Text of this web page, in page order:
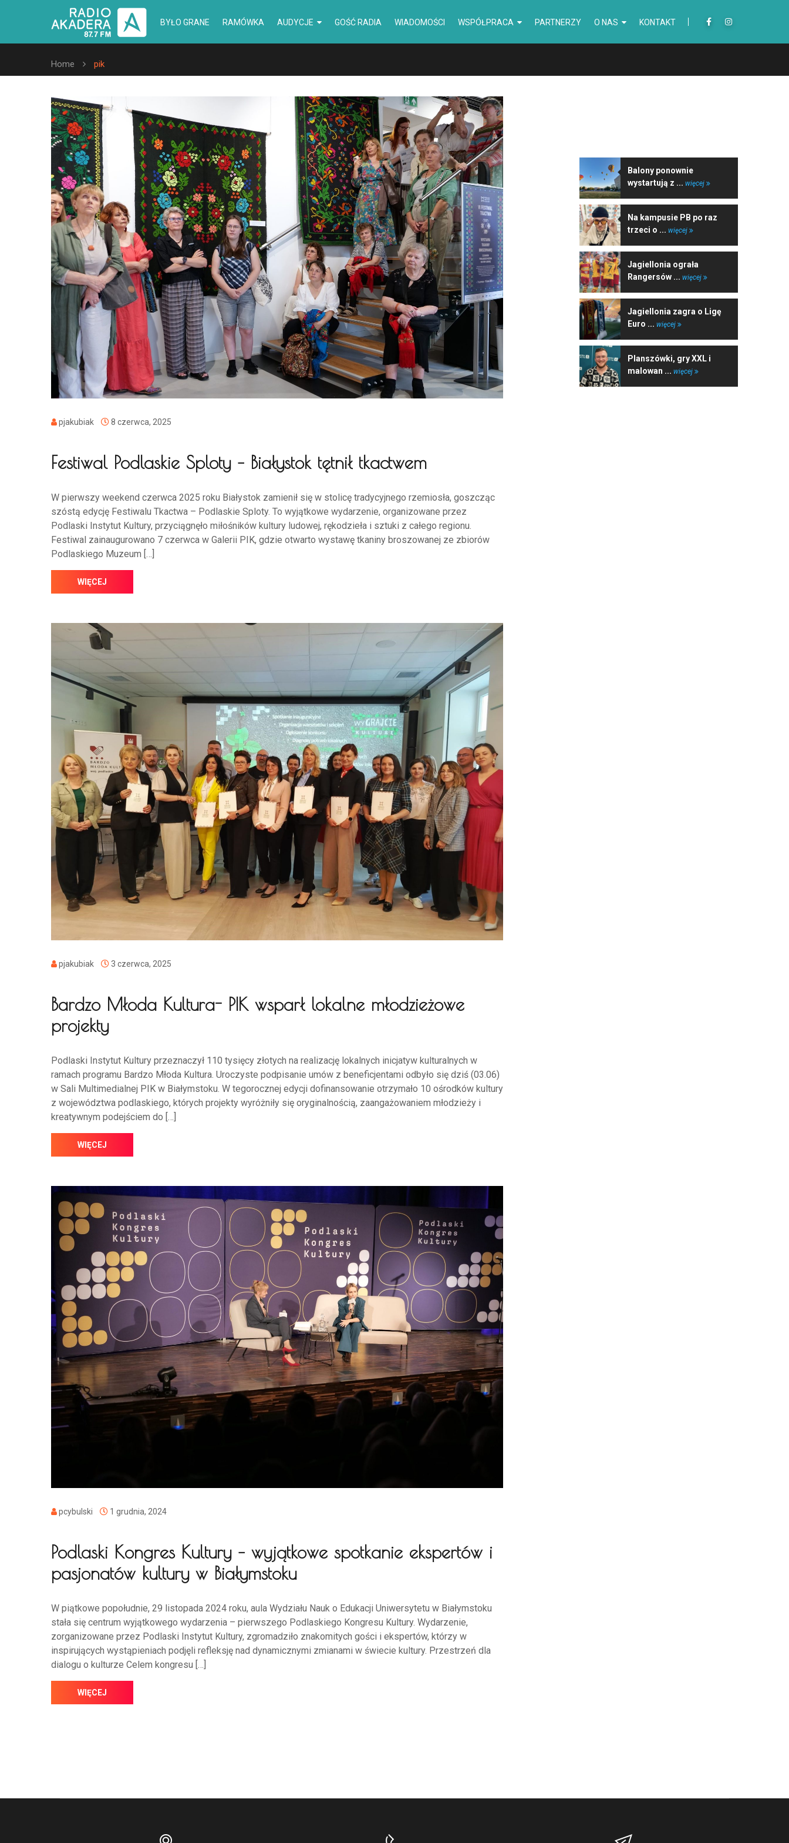
BYŁO GRANE RAMÓWKA AUDYCJE GOŚĆ RADIA WIADOMOŚCI WSPÓŁPRACA PARTNERZY O NAS KONTAKT
Home pik
pjakubiak 8 czerwca, 2025
Festiwal Podlaskie Sploty – Białystok tętnił tkactwem
W pierwszy weekend czerwca 2025 roku Białystok zamienił się w stolicę tradycyjnego rzemiosła, goszcząc
szóstą edycję Festiwalu Tkactwa – Podlaskie Sploty. To wyjątkowe wydarzenie, organizowane przez
Podlaski Instytut Kultury, przyciągnęło miłośników kultury ludowej, rękodzieła i sztuki z całego regionu.
Festiwal zainaugurowano 7 czerwca w Galerii PIK, gdzie otwarto wystawę tkaniny broszowanej ze zbiorów
Podlaskiego Muzeum […]
WIĘCEJ
pjakubiak 3 czerwca, 2025
Bardzo Młoda Kultura- PIK wsparł lokalne młodzieżowe
projekty
Podlaski Instytut Kultury przeznaczył 110 tysięcy złotych na realizację lokalnych inicjatyw kulturalnych w
ramach programu Bardzo Młoda Kultura. Uroczyste podpisanie umów z beneficjentami odbyło się dziś (03.06)
w Sali Multimedialnej PIK w Białymstoku. W tegorocznej edycji dofinansowanie otrzymało 10 ośrodków kultury
z województwa podlaskiego, których projekty wyróżniły się oryginalnością, zaangażowaniem młodzieży i
kreatywnym podejściem do […]
WIĘCEJ
pcybulski 1 grudnia, 2024
Podlaski Kongres Kultury – wyjątkowe spotkanie ekspertów i
pasjonatów kultury w Białymstoku
W piątkowe popołudnie, 29 listopada 2024 roku, aula Wydziału Nauk o Edukacji Uniwersytetu w Białymstoku
stała się centrum wyjątkowego wydarzenia – pierwszego Podlaskiego Kongresu Kultury. Wydarzenie,
zorganizowane przez Podlaski Instytut Kultury, zgromadziło znakomitych gości i ekspertów, którzy w
inspirujących wystąpieniach podjęli refleksję nad dynamicznymi zmianami w świecie kultury. Przestrzeń dla
dialogu o kulturze Celem kongresu […]
WIĘCEJ
Balony ponownie
wystartują z ... więcej
Na kampusie PB po raz
trzeci o ... więcej
Jagiellonia ograła
Rangersów ... więcej
Jagiellonia zagra o Ligę
Euro ... więcej
Planszówki, gry XXL i
malowan ... więcej